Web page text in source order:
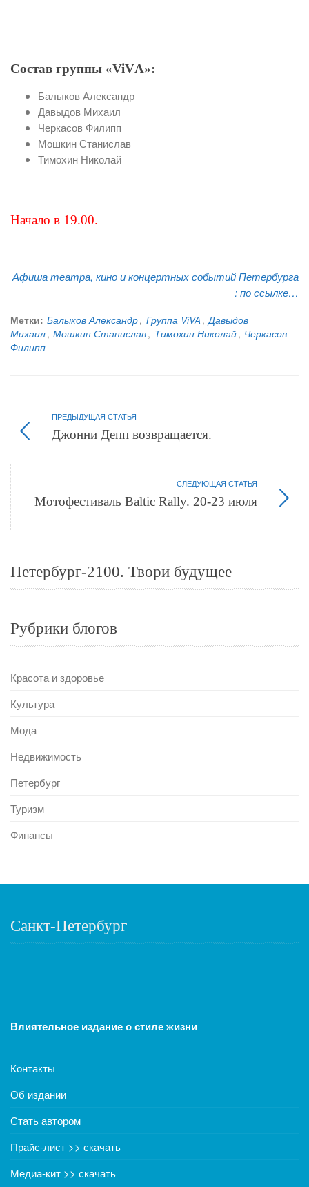
Состав группы «ViVА»:
Балыков Александр
Давыдов Михаил
Черкасов Филипп
Мошкин Станислав
Тимохин Николай
Начало в 19.00.
Афиша театра, кино и концертных событий Петербурга
:по ссылке…
Метки: Балыков Александр, Группа ViVA , Давыдов
Михаил, Мошкин Станислав, Тимохин Николай, Черкасов
Филипп
ПРЕДЫДУЩАЯ СТАТЬЯ
Джонни Депп возвращается.
СЛЕДУЮЩАЯ СТАТЬЯ
Мотофестиваль Baltic Rally. 20-23 июля
Петербург-2100. Твори будущее
Рубрики блогов
Красота и здоровье
Культура
Мода
Недвижимость
Петербург
Туризм
Финансы
Санкт-Петербург
Влиятельное издание о стиле жизни
Контакты
Об издании
Стать автором
Прайс-лист >> скачать
Медиа-кит >> скачать